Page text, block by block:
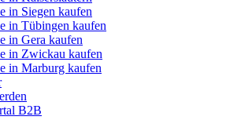
in Siegen kaufen
in Tübingen kaufen
in Gera kaufen
in Zwickau kaufen
in Marburg kaufen
B2B